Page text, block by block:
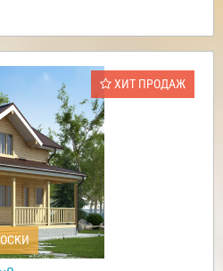
ХИТ ПРОДАЖ